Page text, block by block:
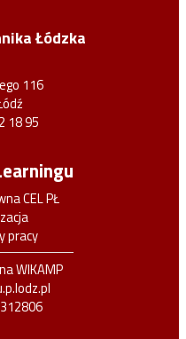
Łódzka
116
18 95
CEL PŁ
pracy
WIKAMP